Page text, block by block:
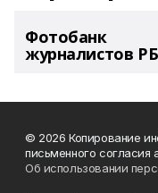
Фотобанк
журналистов РБ
© 2026 Копирование
письменного согласия
Об использовании